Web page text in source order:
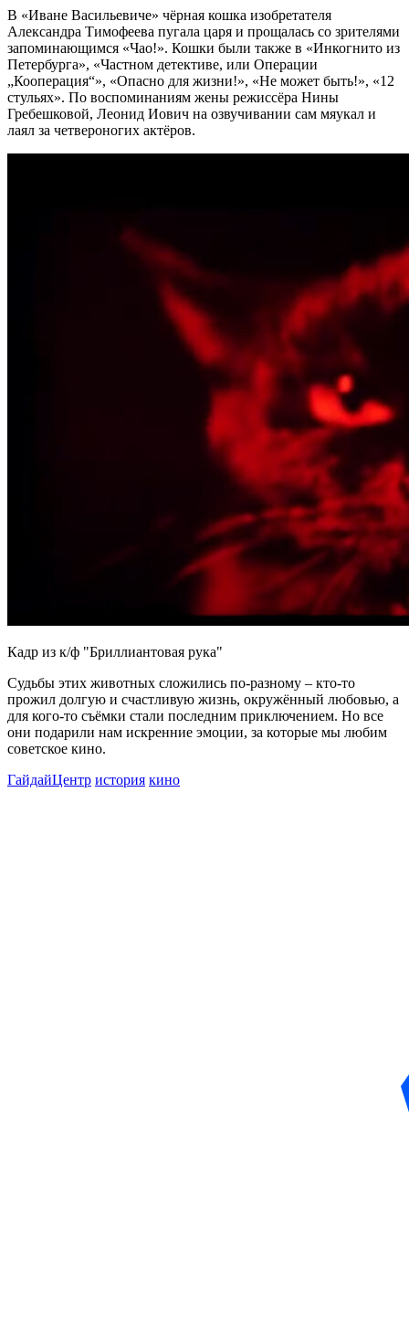
В «Иване Васильевиче» чёрная кошка изобретателя
Александра Тимофеева пугала царя и прощалась со зрителями
запоминающимся «Чао!». Кошки были также в «Инкогнито из
Петербурга», «Частном детективе, или Операции
„Кооперация“», «Опасно для жизни!», «Не может быть!», «12
стульях». По воспоминаниям жены режиссёра Нины
Гребешковой, Леонид Иович на озвучивании сам мяукал и
лаял за четвероногих актёров.
Кадр из к/ф "Бриллиантовая рука"
Судьбы этих животных сложились по‑разному – кто‑то
прожил долгую и счастливую жизнь, окружённый любовью, а
для кого‑то съёмки стали последним приключением. Но все
они подарили нам искренние эмоции, за которые мы любим
советское кино.
ГайдайЦентр история кино